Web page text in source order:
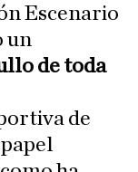
Escenario
un
de toda
de